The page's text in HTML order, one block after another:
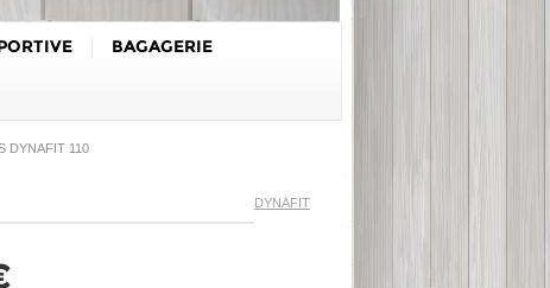
BAGAGERIE
DYNAFIT 110
DYNAFIT